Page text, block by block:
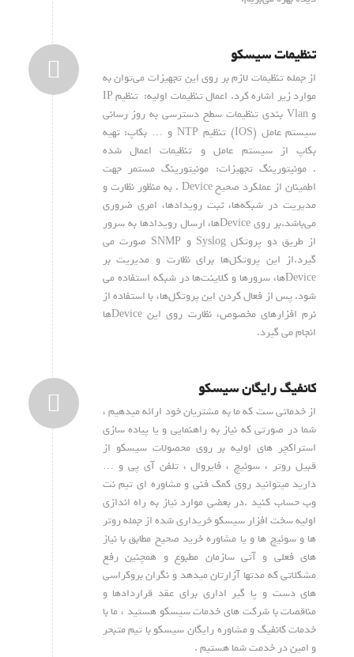
تنظیمات سیسکو
از جمله تنظیمات لازم بر روی این تجهیزات می‌توان به
موارد زیر اشاره کرد. اعمال تنظیمات اولیه: تنظیم IP
و Vlan بندی تنظیمات سطح دسترسی به روز رسانی
سیستم عامل (IOS) تنظیم NTP و … بکاپ: تهیه
بکاپ از سیستم عامل و تنظیمات اعمال شده
. مونیتورینگ تجهیزات: مونیتورینگ مستمر جهت
اطمینان از عملکرد صحیح Device . به منظور نظارت و
مدیریت در شبکه‌ها، ثبت رویدادها، امری ضروری
می‌باشد.بر روی Device‌ها، ارسال رویدادها به سرور
از طریق دو پروتکل Syslog و SNMP صورت می
گیرد.از این پروتکل‌ها برای نظارت و مدیریت بر
Device‌ها، سرورها و کلاینت‌ها در شبکه‌ استفاده می
شود. پس از فعال کردن این پروتکل‌ها، با استفاده از
نرم افزار‌های مخصوص، نظارت روی این Device‌‌ها
انجام می گیرد.
کانفیگ رایگان سیسکو
از خدماتی ست که ما به مشتریان خود ارائه میدهیم ،
شما در صورتی که نیاز به راهنمایی و یا پیاده سازی
استراکچر های اولیه بر روی محصولات سیسکو از
قبیل روتر ، سوئیچ ، فایروال ، تلفن آی پی و …
دارید میتوانید روی کمک فنی و مشاوره ای تیم نت
وب حساب کنید .در بعضی موارد نیاز به راه اندازی
اولیه سخت افزار سیسکو خریداری شده از جمله روتر
ها و سوئیچ ها و یا مشاوره خرید صحیح مطابق با نیاز
های فعلی و آتی سازمان مطبوع و همچنین رفع
مشکلاتی که مدتها آزارتان میدهد و نگران بروکراسی
های دست و پا گیر اداری برای عقد قراردادها و
مناقصات با شرکت های خدمات سیسکو هستید ، ما با
خدمات کانفیگ و مشاوره رایگان سیسکو با تیم متبحر
و امین در خدمت شما هستیم .